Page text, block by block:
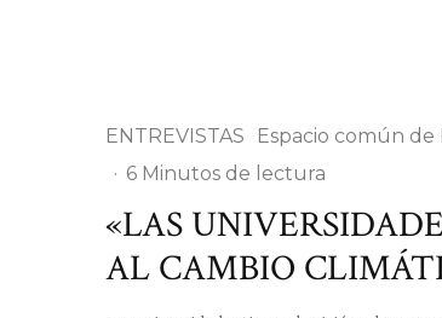
ENTREVISTAS Espacio común de
· 6 Minutos de lectura
«LAS
AL CAMBIO